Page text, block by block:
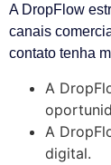
A DropFlow
canais
contato tenha
A
A
digital.